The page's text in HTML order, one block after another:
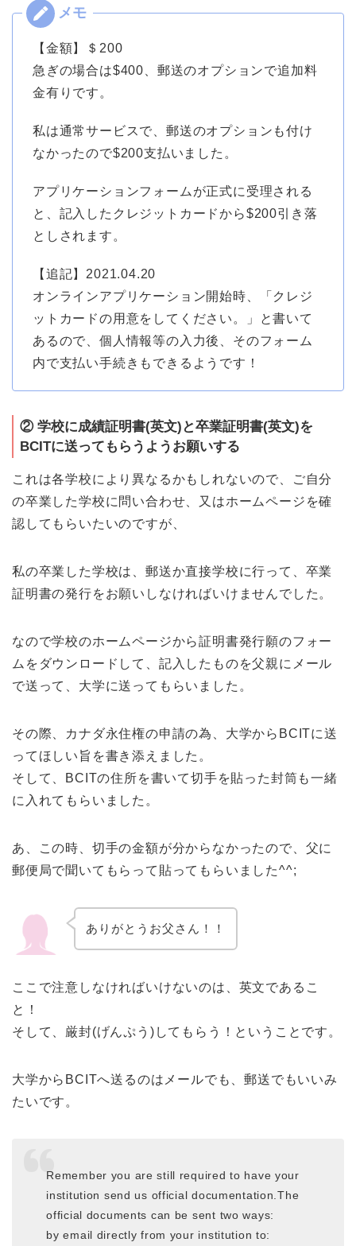
【金額】＄200
急ぎの場合は$400、郵送のオプションで追加料
金有りです。
私は通常サービスで、郵送のオプションも付け
なかったので$200支払いました。
アプリケーションフォームが正式に受理される
と、記入したクレジットカードから$200引き落
としされます。
【追記】2021.04.20
オンラインアプリケーション開始時、「クレジ
ットカードの用意をしてください。」と書いて
あるので、個人情報等の入力後、そのフォーム
内で支払い手続きもできるようです！
② 学校に成績証明書(英文)と卒業証明書(英文)を
BCITに送ってもらうようお願いする
これは各学校により異なるかもしれないので、ご自分
の卒業した学校に問い合わせ、又はホームページを確
認してもらいたいのですが、
私の卒業した学校は、郵送か直接学校に行って、卒業
証明書の発行をお願いしなければいけませんでした。
なので学校のホームページから証明書発行願のフォー
ムをダウンロードして、記入したものを父親にメール
で送って、大学に送ってもらいました。
その際、カナダ永住権の申請の為、大学からBCITに送
ってほしい旨を書き添えました。
そして、BCITの住所を書いて切手を貼った封筒も一緒
に入れてもらいました。
あ、この時、切手の金額が分からなかったので、父に
郵便局で聞いてもらって貼ってもらいました^^;
ありがとうお父さん！！
ここで注意しなければいけないのは、英文であるこ
と！
そして、厳封(げんぷう)してもらう！ということです。
大学からBCITへ送るのはメールでも、郵送でもいいみ
たいです。
Remember you are still required to have your
institution send us official documentation.The
official documents can be sent two ways:
by email directly from your institution to: